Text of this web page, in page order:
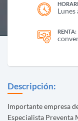
RENTA:
Descripción:
Importante empresa
Especialista Preventa